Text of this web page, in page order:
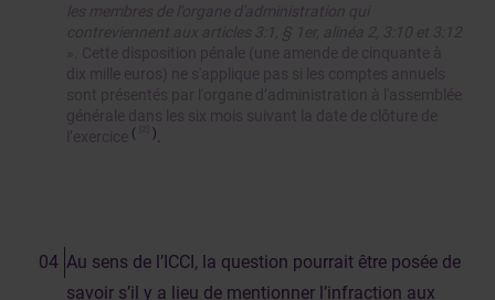
les membres de l'organe d'administration qui
contreviennent aux articles 3:1, § 1er, alinéa 2, 3:10 et 3:12
». Cette disposition pénale (une amende de cinquante à
dix mille euros) ne s'applique pas si les comptes annuels
sont présentés par l'organe d’administration à l'assemblée
générale dans les six mois suivant la date de clôture de
l’exercice ( )
Au sens de l’ICCI, la question pourrait être posée de
savoir s’il y a lieu de mentionner l’infraction aux